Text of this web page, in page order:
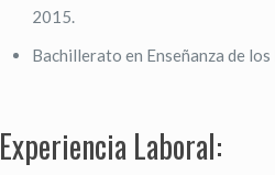
2015.
Bachillerato en Enseñanza de
Experiencia Laboral: